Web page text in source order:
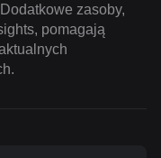
zasoby,
pomagają